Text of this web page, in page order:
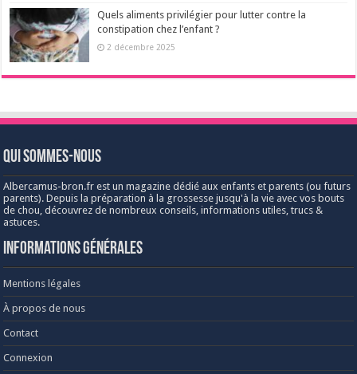
Quels aliments privilégier pour lutter contre la
constipation chez l’enfant ?
2 décembre 2025
Qui sommes-nous
Albercamus-bron.fr est un magazine dédié aux enfants et parents (ou futurs
parents). Depuis la préparation à la grossesse jusqu'à la vie avec vos bouts
de chou, découvrez de nombreux conseils, informations utiles, trucs &
astuces.
Informations générales
Mentions légales
À propos de nous
Contact
Connexion